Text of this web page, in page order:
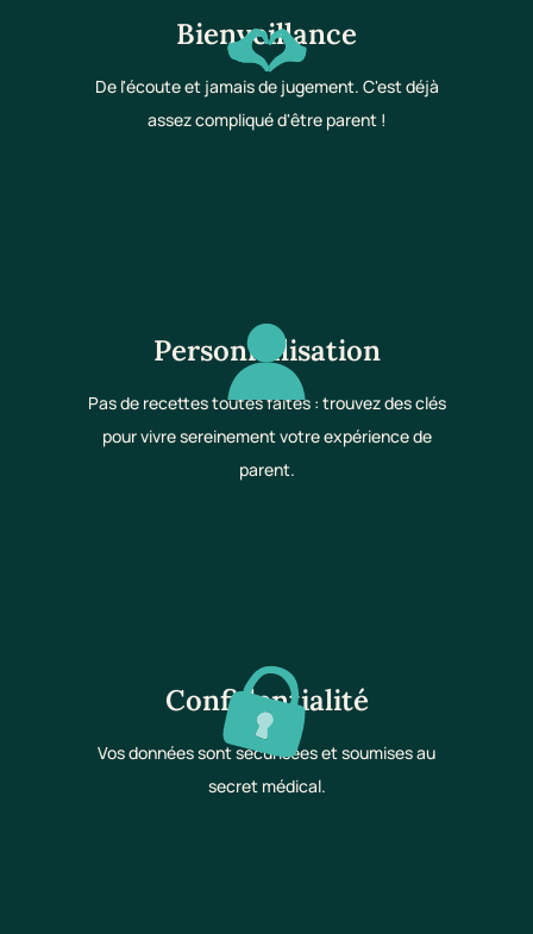
Bienveillance
De l'écoute et jamais de jugement. C'est déjà
assez compliqué d'être parent !
Personnalisation
Pas de recettes toutes faites : trouvez des clés
pour vivre sereinement votre expérience de
parent.
Confidentialité
Vos données sont sécurisées et soumises au
secret médical.